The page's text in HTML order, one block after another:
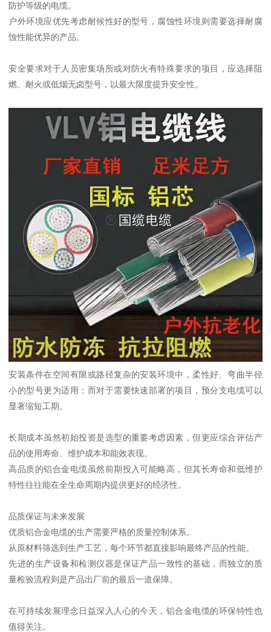
防护等级的电缆。
户外环境应优先考虑耐候性好的型号，腐蚀性环境则需要选择耐腐
蚀性能优异的产品。
安全要求对于人员密集场所或对防火有特殊要求的项目，应选择阻
燃、耐火或低烟无卤型号，以最大限度提升安全性。
安装条件在空间有限或路径复杂的安装环境中，柔性好、弯曲半径
小的型号更为适用；而对于需要快速部署的项目，预分支电缆可以
显著缩短工期。
长期成本虽然初始投资是选型的重要考虑因素，但更应综合评估产
品的使用寿命、维护成本和能效表现。
高品质的铝合金电缆虽然前期投入可能略高，但其长寿命和低维护
特性往往能在全生命周期内提供更好的经济性。
品质保证与未来发展
优质铝合金电缆的生产需要严格的质量控制体系。
从原材料筛选到生产工艺，每个环节都直接影响最终产品的性能。
先进的生产设备和检测仪器是保证产品一致性的基础，而独立的质
量检验流程则是产品出厂前的最后一道保障。
在可持续发展理念日益深入人心的今天，铝合金电缆的环保特性也
值得关注。